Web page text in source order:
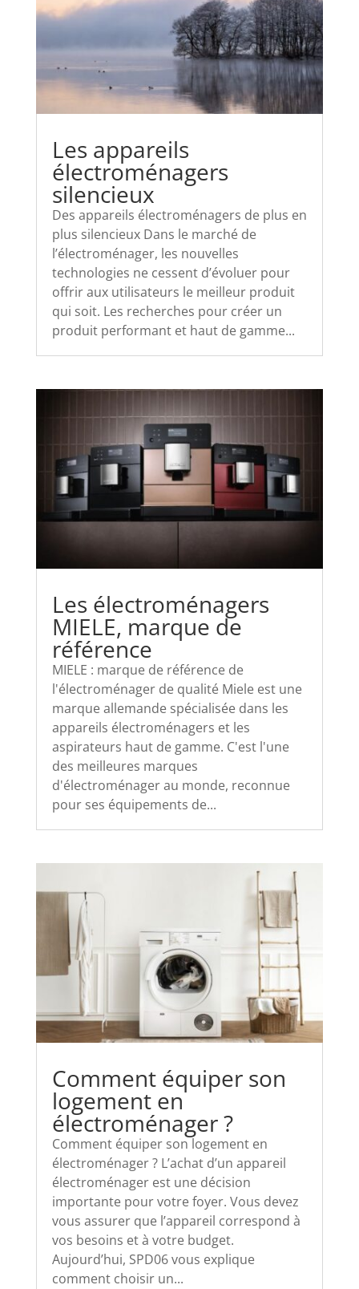
Les appareils
électroménagers
silencieux
Des appareils électroménagers de plus en
plus silencieux Dans le marché de
l’électroménager, les nouvelles
technologies ne cessent d’évoluer pour
offrir aux utilisateurs le meilleur produit
qui soit. Les recherches pour créer un
produit performant et haut de gamme...
Les électroménagers
MIELE, marque de
référence
MIELE : marque de référence de
l'électroménager de qualité Miele est une
marque allemande spécialisée dans les
appareils électroménagers et les
aspirateurs haut de gamme. C'est l'une
des meilleures marques
d'électroménager au monde, reconnue
pour ses équipements de...
Comment équiper son
logement en
électroménager ?
Comment équiper son logement en
électroménager ? L’achat d’un appareil
électroménager est une décision
importante pour votre foyer. Vous devez
vous assurer que l’appareil correspond à
vos besoins et à votre budget.
Aujourd’hui, SPD06 vous explique
comment choisir un...